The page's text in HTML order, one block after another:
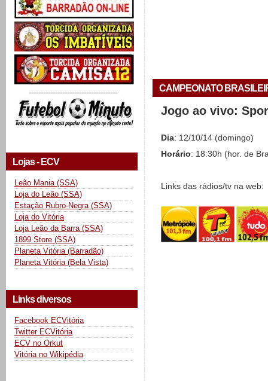
-------------------------------------
Lojas - ECV
Leão Mania (SSA)
Loja do Leão (SSA)
Estação Rubro-Negra (SSA)
Loja do Vitória
Loja Leão da Barra (SSA)
1899 Store (SSA)
Planeta Vitória (Barradão)
Planeta Vitória (Bela Vista)
Links diversos
Facebook ECVitória
Twitter ECVitória
ECV no Orkut
Vitória no Wikipédia
CAMPEONATO
Jogo ao vivo:
Dia: 12/10/14 (domingo)
Horário: 18:30h (hor. de
Links das rádios/tv na web: